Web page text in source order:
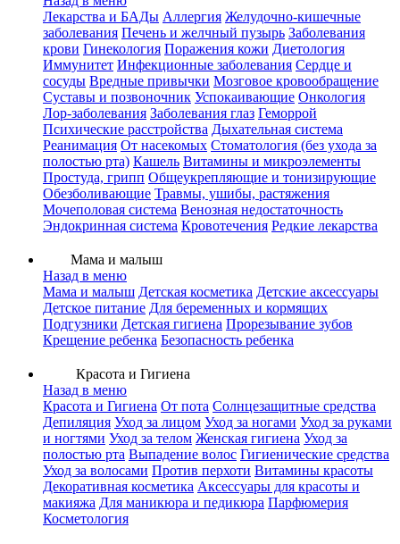
Лекарства и БАДы Аллергия Желудочно-кишечные
заболевания Печень и желчный пузырь Заболевания
крови Гинекология Поражения кожи Диетология
Иммунитет Инфекционные заболевания Сердце и
сосуды Вредные привычки Мозговое кровообращение
Суставы и позвоночник Успокаивающие Онкология
Лор-заболевания Заболевания глаз Геморрой
Психические расстройства Дыхательная система
Реанимация От насекомых Стоматология (без ухода за
полостью рта) Кашель Витамины и микроэлементы
Простуда, грипп Общеукрепляющие и тонизирующие
Обезболивающие Травмы, ушибы, растяжения
Мочеполовая система Венозная недостаточность
Эндокринная система Кровотечения Редкие лекарства
Мама и малыш
Назад в меню
Мама и малыш Детская косметика Детские аксессуары
Детское питание Для беременных и кормящих
Подгузники Детская гигиена Прорезывание зубов
Крещение ребенка Безопасность ребенка
Красота и Гигиена
Назад в меню
Красота и Гигиена От пота Солнцезащитные средства
Депиляция Уход за лицом Уход за ногами Уход за руками
и ногтями Уход за телом Женская гигиена Уход за
полостью рта Выпадение волос Гигиенические средства
Уход за волосами Против перхоти Витамины красоты
Декоративная косметика Аксессуары для красоты и
макияжа Для маникюра и педикюра Парфюмерия
Косметология